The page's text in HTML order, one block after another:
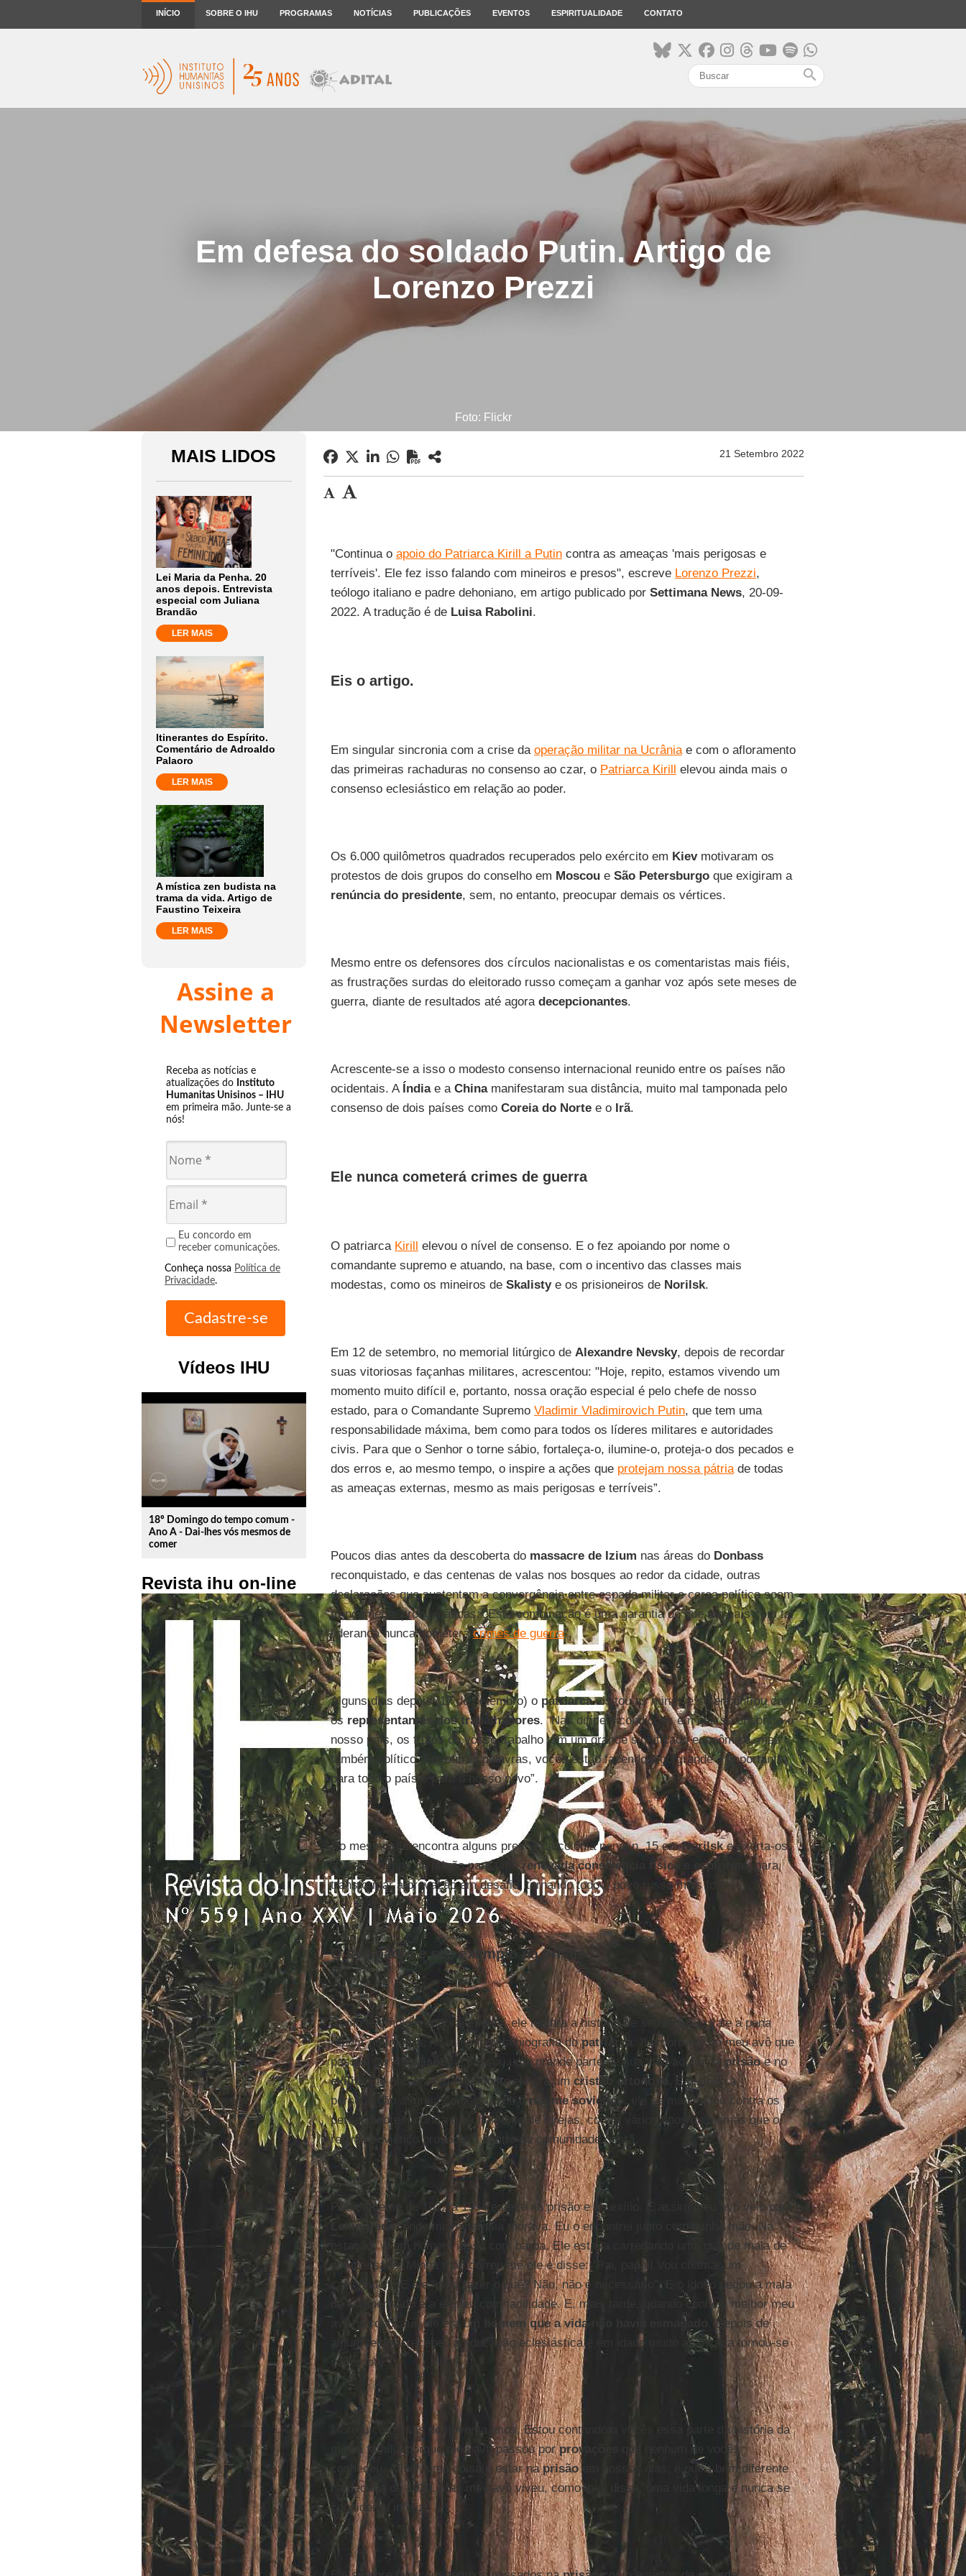
INÍCIO SOBRE O IHU PROGRAMAS NOTÍCIAS PUBLICAÇÕES EVENTOS ESPIRITUALIDADE CONTATO
search
Em defesa do soldado Putin. Artigo de
Lorenzo Prezzi
Foto: Flickr
MAIS LIDOS
Lei Maria da Penha. 20
anos depois. Entrevista
especial com Juliana
Brandão
LER MAIS
Itinerantes do Espírito.
Comentário de Adroaldo
Palaoro
LER MAIS
A mística zen budista na
trama da vida. Artigo de
Faustino Teixeira
LER MAIS
Assine a
Newsletter
Receba as notícias e
atualizações do Instituto
Humanitas Unisinos – IHU
em primeira mão. Junte-se a
nós!
Eu concordo em
receber comunicações.
Conheça nossa Política de
Privacidade.
Vídeos IHU
play_circle_outline
18º Domingo do tempo comum -
Ano A - Dai-lhes vós mesmos de
comer
Revista ihu on-line
21 Setembro 2022
"Continua o apoio do Patriarca Kirill a Putincontra as ameaças 'mais perigosas e
terríveis'. Ele fez isso falando com mineiros e presos", escreve Lorenzo Prezzi,
teólogo italiano e padre dehoniano, em artigo publicado por Settimana News, 20-09-
2022. A tradução é de Luisa Rabolini.
Eis o artigo.
Em singular sincronia com a crise da operação militar na Ucrâniae com o afloramento
das primeiras rachaduras no consenso ao czar, o Patriarca Kirill elevou ainda mais o
consenso eclesiástico em relação ao poder.
Os 6.000 quilômetros quadrados recuperados pelo exército em Kievmotivaram os
protestos de dois grupos do conselho em Moscoue São Petersburgoque exigiram a
renúncia do presidente, sem, no entanto, preocupar demais os vértices.
Mesmo entre os defensores dos círculos nacionalistas e os comentaristas mais fiéis,
as frustrações surdas do eleitorado russo começam a ganhar voz após sete meses de
guerra, diante de resultados até agora decepcionantes.
Acrescente-se a isso o modesto consenso internacional reunido entre os países não
ocidentais. A Índiae a Chinamanifestaram sua distância, muito mal tamponada pelo
consenso de dois países como Coreia do Nortee o Irã.
Ele nunca cometerá crimes de guerra
O patriarca Kirill elevou o nível de consenso. E o fez apoiando por nome o
comandante supremo e atuando, na base, com o incentivo das classes mais
modestas, como os mineiros de Skalistye os prisioneiros de Norilsk.
Em 12 de setembro, no memorial litúrgico de Alexandre Nevsky, depois de recordar
suas vitoriosas façanhas militares, acrescentou: "Hoje, repito, estamos vivendo um
momento muito difícil e, portanto, nossa oração especial é pelo chefe de nosso
estado, para o Comandante Supremo Vladimir Vladimirovich Putin, que tem uma
responsabilidade máxima, bem como para todos os líderes militares e autoridades
civis. Para que o Senhor o torne sábio, fortaleça-o, ilumine-o, proteja-o dos pecados e
dos erros e, ao mesmo tempo, o inspire a ações que protejam nossa pátriade todas
as ameaças externas, mesmo as mais perigosas e terríveis”.
Poucos dias antes da descoberta do massacre de Izium nas áreas do Donbass
reconquistado, e das centenas de valas nos bosques ao redor da cidade, outras
declarações que sustentam a convergência entre espada militar e coroa política soam
francamente problemáticas: "Esta combinação é uma garantia de que um país com tal
liderança nunca cometerá crimes de guerra”.
Alguns dias depois (17 de setembro) o patriarcavisitou as minas e se encontrou com
os representantes dos trabalhadores. “Nas difíceis condições em que se encontra o
nosso país, os frutos do vosso trabalho têm um grande significado econômico, mas
também político. Em outras palavras, vocês estão fazendo algo grande e importante
para todo o país e para o nosso povo”.
No mesmo dia encontra alguns presos da colônia penal n. 15 emNorilske exorta-os
a usar o tempo na prisão para umarenovada consciência física e espiritual, para
transformar a provação em desafio, tornando todo o povo russo mais forte.
O avô padre e seu exemplo na prisão
Como exemplo e encorajamento, ele lembra a história de seu avô que vale a pena
repetir na íntegra, no mínimo pela biografia dopatriarca
: "Lembro-me do meu avô que
passou por49 prisões e passou uma grande parte de sua vida adulta na prisãoe no
exílio. Ele não era um criminoso: ele era umcristão ortodoxo
. E quando a
perseguição à Igreja começou sob oregime soviético , ele se manifestou contra os
perseguidores, contra o fechamento de igrejas, contra vários tipos de cismas que o
regime soviético provocava dentro da comunidade cristã.
Praticamente de 1922 a 1954 esteve na prisão e no exílio. E assim meu avô veio para
Leningrado, onde minha família morava. Eu o encontrei junto com minha mãe. Na
estação, vi um homem idoso com barba. Ele estava carregando uma grande mala de
compensado. Minha mãe correu até ele e disse: “Pai, papai! Vou chamar um
carregador”. E ele “para fazer o quê? Não, não é necessário". E o idoso pegou a mala
de compensado e a ergueu com facilidade. E, mais tarde, quando conheci melhor meu
avô, percebi que ele era um
homem que a vida não havia esmagado
. Depois de
algum tempo, recebeu a educação eclesiástica e em idade muito avançada tornou-se
sacerdote.
Morreu com mais de noventa anos. Estou contando a vocês essa parte da história da
minha família porque meu avô passou porprovações
que nenhum de vocês
conheceu. Afinal, uma coisa é estar naprisãoem nossos dias, e outra bem diferente
na década de 1920
. Mas meu avô viveu, como lhes disse, uma vida longa e nunca se
considerou infeliz.